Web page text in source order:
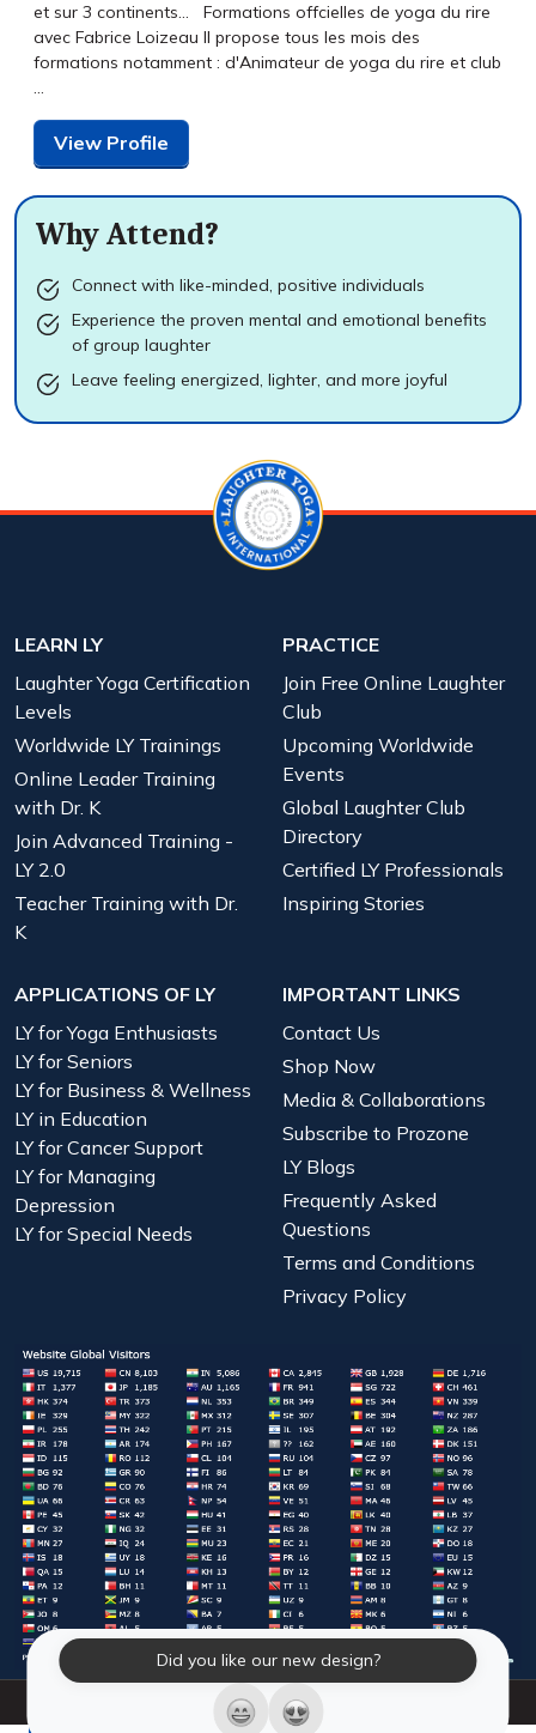
et sur 3 continents... Formations offcielles de yoga du rire
avec Fabrice Loizeau Il propose tous les mois des
formations notamment : d'Animateur de yoga du rire et club
…
View Profile
Why Attend?
Connect with like-minded, positive individuals
Experience the proven mental and emotional benefits
of group laughter
Leave feeling energized, lighter, and more joyful
Did you like our new design?
LEARN LY
Laughter Yoga Certification
Levels
Worldwide LY Trainings
Online Leader Training
with Dr. K
Join Advanced Training -
LY 2.0
Teacher Training with Dr.
K
PRACTICE
Join Free Online Laughter
Club
Upcoming Worldwide
Events
Global Laughter Club
Directory
Certified LY Professionals
Inspiring Stories
APPLICATIONS OF LY
LY for Yoga Enthusiasts
LY for Seniors
LY for Business & Wellness
LY in Education
LY for Cancer Support
LY for Managing
Depression
LY for Special Needs
IMPORTANT LINKS
Contact Us
Shop Now
Media & Collaborations
Subscribe to Prozone
LY Blogs
Frequently Asked
Questions
Terms and Conditions
Privacy Policy
© 2026 Laughter Yoga International. All Rights Reserved.